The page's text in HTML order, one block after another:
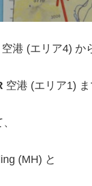
空港 (エリア4) か
空港 (エリア1)
(MH) と